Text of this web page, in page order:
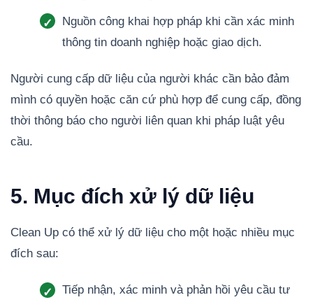
Nguồn công khai hợp pháp khi cần xác minh
thông tin doanh nghiệp hoặc giao dịch.
Người cung cấp dữ liệu của người khác cần bảo đảm
mình có quyền hoặc căn cứ phù hợp để cung cấp, đồng
thời thông báo cho người liên quan khi pháp luật yêu
cầu.
5. Mục đích xử lý dữ liệu
Clean Up có thể xử lý dữ liệu cho một hoặc nhiều mục
đích sau:
Tiếp nhận, xác minh và phản hồi yêu cầu tư